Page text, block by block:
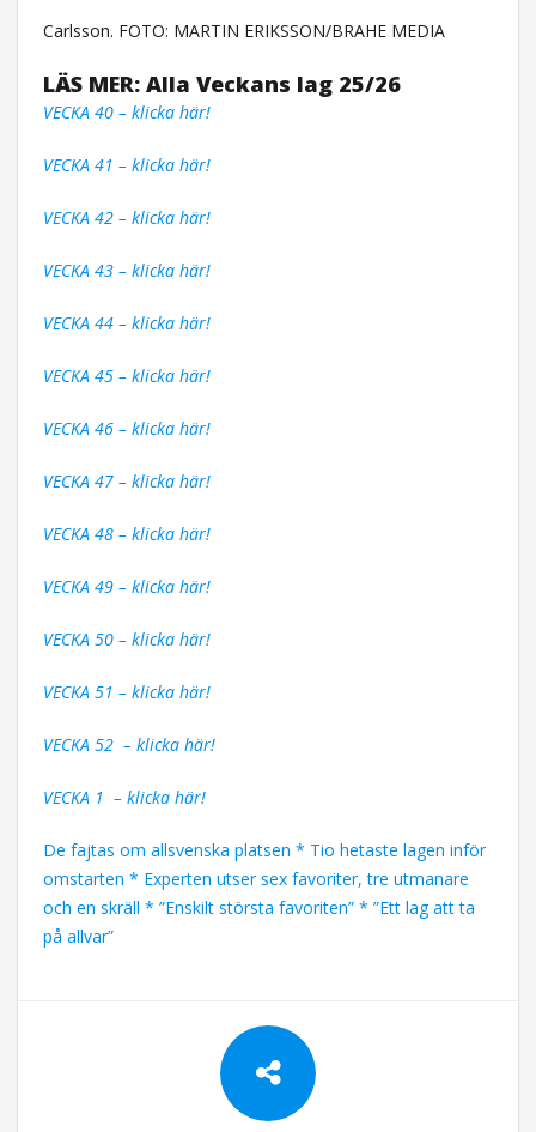
Carlsson. FOTO: MARTIN ERIKSSON/BRAHE MEDIA
LÄS MER: Alla Veckans lag 25/26
VECKA 40 – klicka här!
VECKA 41 – klicka här!
VECKA 42 – klicka här!
VECKA 43 – klicka här!
VECKA 44 – klicka här!
VECKA 45 – klicka här!
VECKA 46 – klicka här!
VECKA 47 – klicka här!
VECKA 48 – klicka här!
VECKA 49 – klicka här!
VECKA 50 – klicka här!
VECKA 51 – klicka här!
VECKA 52 – klicka här!
VECKA 1 – klicka här!
De fajtas om allsvenska platsen * Tio hetaste lagen inför
omstarten * Experten utser sex favoriter, tre utmanare
och en skräll * ”Enskilt största favoriten” * ”Ett lag att ta
på allvar”